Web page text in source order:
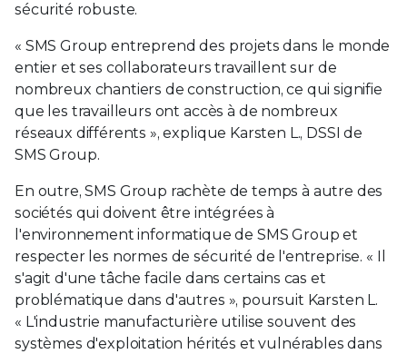
sécurité robuste.
« SMS Group entreprend des projets dans le monde
entier et ses collaborateurs travaillent sur de
nombreux chantiers de construction, ce qui signifie
que les travailleurs ont accès à de nombreux
réseaux différents », explique Karsten L., DSSI de
SMS Group.
En outre, SMS Group rachète de temps à autre des
sociétés qui doivent être intégrées à
l'environnement informatique de SMS Group et
respecter les normes de sécurité de l'entreprise. « Il
s'agit d'une tâche facile dans certains cas et
problématique dans d'autres », poursuit Karsten L.
« L'industrie manufacturière utilise souvent des
systèmes d'exploitation hérités et vulnérables dans